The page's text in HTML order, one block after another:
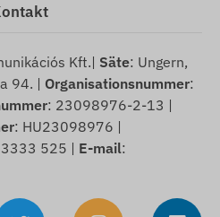
Kft.| Säte: Ungern,
94. | Organisationsnummer:
: 23098976-2-13 |
: HU23098976 |
525 | E-mail: